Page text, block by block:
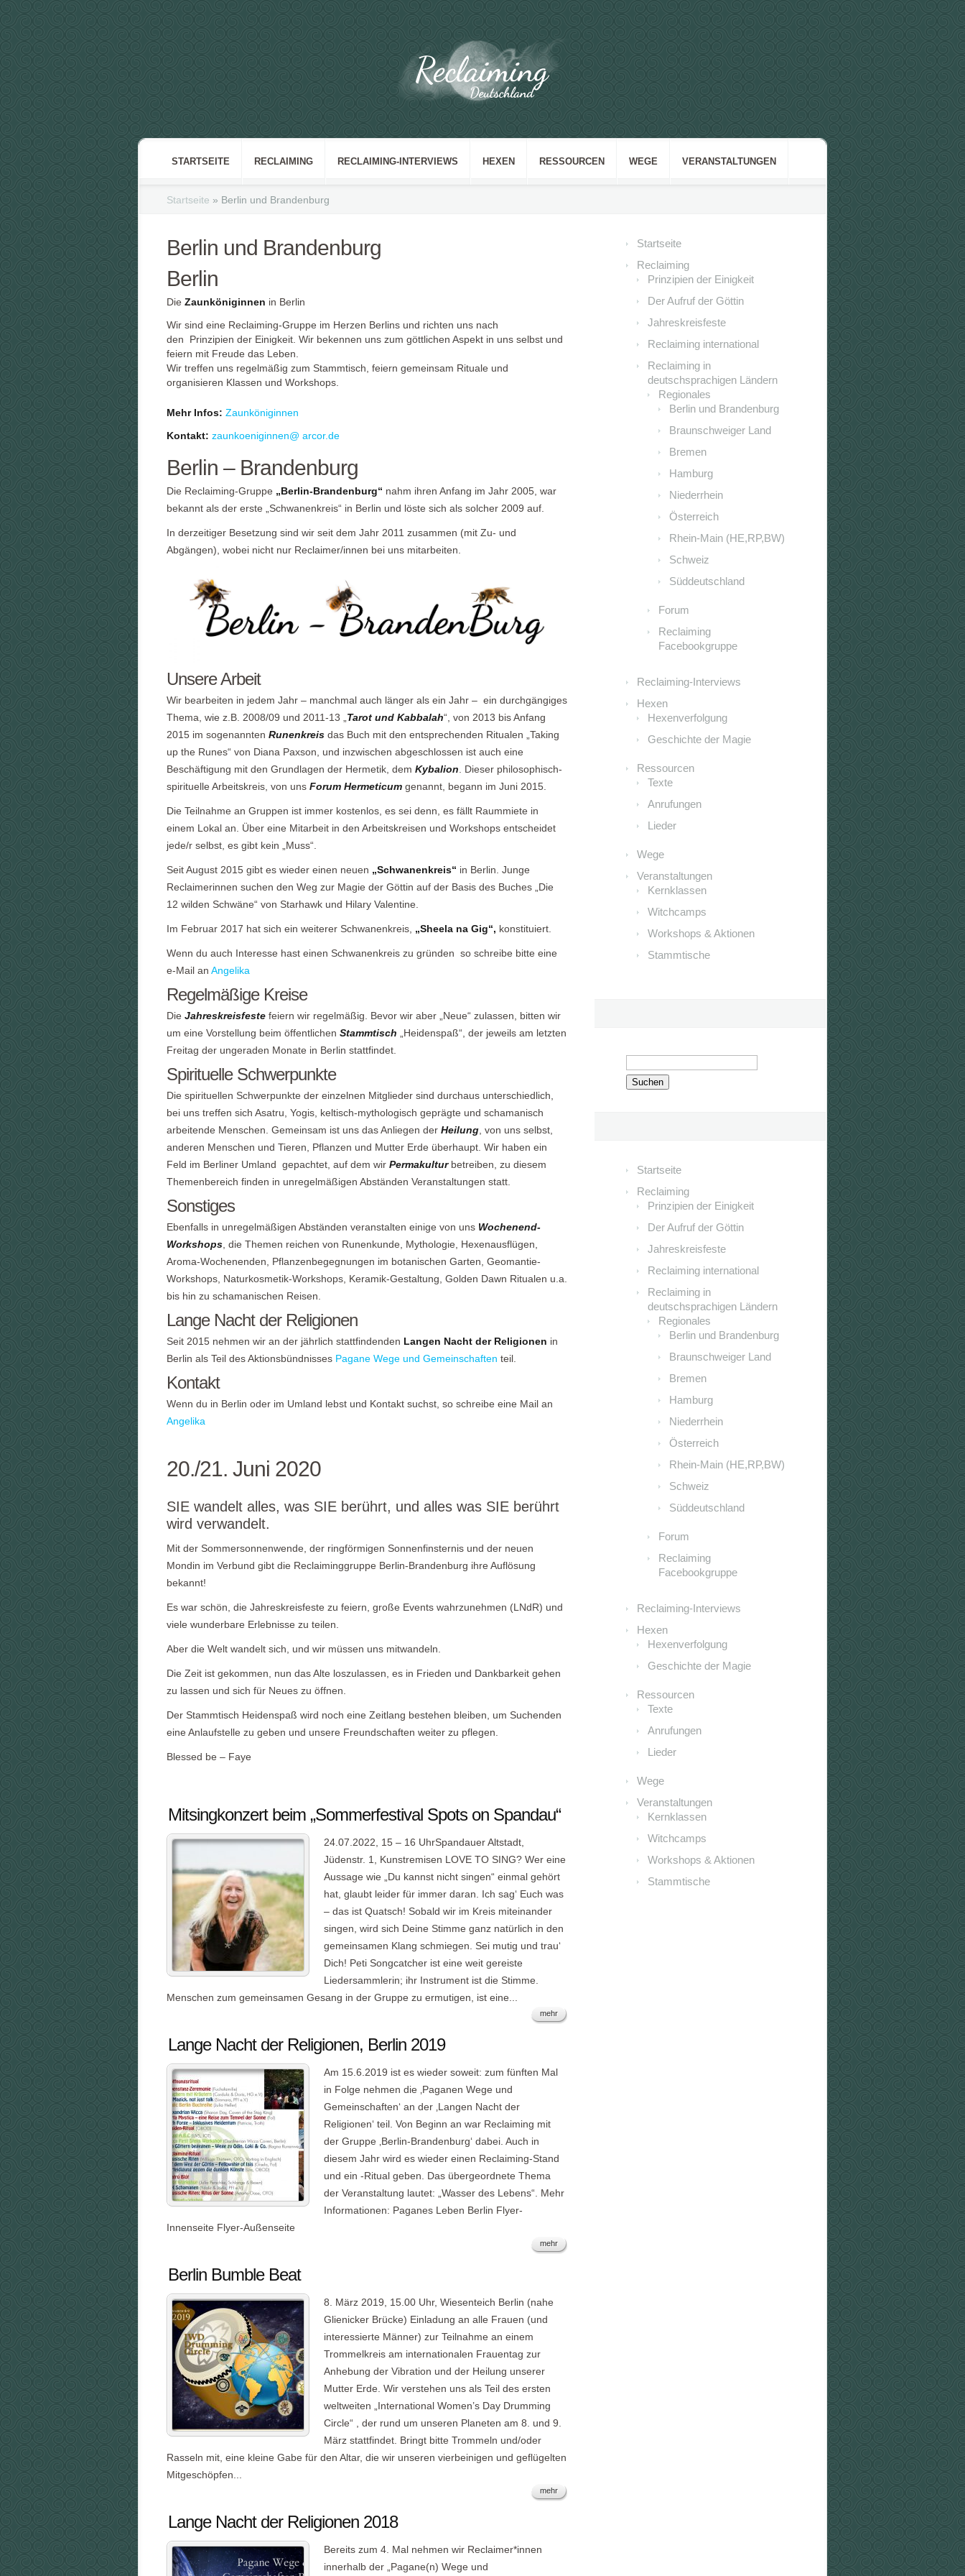
STARTSEITE RECLAIMING RECLAIMING-INTERVIEWS HEXEN RESSOURCEN WEGE VERANSTALTUNGEN
Startseite » Berlin und Brandenburg
Berlin und Brandenburg
Berlin
Die Zaunköniginnen in Berlin
Wir sind eine Reclaiming-Gruppe im Herzen Berlins und richten uns nach
den Prinzipien der Einigkeit. Wir bekennen uns zum göttlichen Aspekt in uns selbst und
feiern mit Freude das Leben.
Wir treffen uns regelmäßig zum Stammtisch, feiern gemeinsam Rituale und
organisieren Klassen und Workshops.
Mehr Infos: Zaunköniginnen
Kontakt: zaunkoeniginnen@ arcor.de
Berlin – Brandenburg
Die Reclaiming-Gruppe „Berlin-Brandenburg“ nahm ihren Anfang im Jahr 2005, war
bekannt als der erste „Schwanenkreis“ in Berlin und löste sich als solcher 2009 auf.
In derzeitiger Besetzung sind wir seit dem Jahr 2011 zusammen (mit Zu- und
Abgängen), wobei nicht nur Reclaimer/innen bei uns mitarbeiten.
Unsere Arbeit
Wir bearbeiten in jedem Jahr – manchmal auch länger als ein Jahr – ein durchgängiges
Thema, wie z.B. 2008/09 und 2011-13 „ Tarot und Kabbalah“, von 2013 bis Anfang
2015 im sogenannten Runenkreis das Buch mit den entsprechenden Ritualen „Taking
up the Runes“ von Diana Paxson, und inzwischen abgeschlossen ist auch eine
Beschäftigung mit den Grundlagen der Hermetik, dem Kybalion . Dieser philosophisch-
spirituelle Arbeitskreis, von uns Forum Hermeticum genannt, begann im Juni 2015.
Die Teilnahme an Gruppen ist immer kostenlos, es sei denn, es fällt Raummiete in
einem Lokal an. Über eine Mitarbeit in den Arbeitskreisen und Workshops entscheidet
jede/r selbst, es gibt kein „Muss“.
Seit August 2015 gibt es wieder einen neuen „Schwanenkreis“ in Berlin. Junge
Reclaimerinnen suchen den Weg zur Magie der Göttin auf der Basis des Buches „Die
12 wilden Schwäne“ von Starhawk und Hilary Valentine.
Im Februar 2017 hat sich ein weiterer Schwanenkreis, „Sheela na Gig“, konstituiert.
Wenn du auch Interesse hast einen Schwanenkreis zu gründen so schreibe bitte eine
e-Mail an Angelika
Regelmäßige Kreise
Die Jahreskreisfeste feiern wir regelmäßig. Bevor wir aber „Neue“ zulassen, bitten wir
um eine Vorstellung beim öffentlichen Stammtisch „Heidenspaß“, der jeweils am letzten
Freitag der ungeraden Monate in Berlin stattfindet.
Spirituelle Schwerpunkte
Die spirituellen Schwerpunkte der einzelnen Mitglieder sind durchaus unterschiedlich,
bei uns treffen sich Asatru, Yogis, keltisch-mythologisch geprägte und schamanisch
arbeitende Menschen. Gemeinsam ist uns das Anliegen der Heilung , von uns selbst,
anderen Menschen und Tieren, Pflanzen und Mutter Erde überhaupt. Wir haben ein
Feld im Berliner Umland gepachtet, auf dem wir Permakultur betreiben, zu diesem
Themenbereich finden in unregelmäßigen Abständen Veranstaltungen statt.
Sonstiges
Ebenfalls in unregelmäßigen Abständen veranstalten einige von uns Wochenend-
Workshops , die Themen reichen von Runenkunde, Mythologie, Hexenausflügen,
Aroma-Wochenenden, Pflanzenbegegnungen im botanischen Garten, Geomantie-
Workshops, Naturkosmetik-Workshops, Keramik-Gestaltung, Golden Dawn Ritualen u.a.
bis hin zu schamanischen Reisen.
Lange Nacht der Religionen
Seit 2015 nehmen wir an der jährlich stattfindenden Langen Nacht der Religionen in
Berlin als Teil des Aktionsbündnisses Pagane Wege und Gemeinschaften teil.
Kontakt
Wenn du in Berlin oder im Umland lebst und Kontakt suchst, so schreibe eine Mail an
Angelika
20./21. Juni 2020
SIE wandelt alles, was SIE berührt, und alles was SIE berührt
wird verwandelt.
Mit der Sommersonnenwende, der ringförmigen Sonnenfinsternis und der neuen
Mondin im Verbund gibt die Reclaiminggruppe Berlin-Brandenburg ihre Auflösung
bekannt!
Es war schön, die Jahreskreisfeste zu feiern, große Events wahrzunehmen (LNdR) und
viele wunderbare Erlebnisse zu teilen.
Aber die Welt wandelt sich, und wir müssen uns mitwandeln.
Die Zeit ist gekommen, nun das Alte loszulassen, es in Frieden und Dankbarkeit gehen
zu lassen und sich für Neues zu öffnen.
Der Stammtisch Heidenspaß wird noch eine Zeitlang bestehen bleiben, um Suchenden
eine Anlaufstelle zu geben und unsere Freundschaften weiter zu pflegen.
Blessed be – Faye
Mitsingkonzert beim „Sommerfestival Spots on Spandau“
24.07.2022, 15 – 16 UhrSpandauer Altstadt,
Jüdenstr. 1, Kunstremisen LOVE TO SING? Wer eine
Aussage wie „Du kannst nicht singen“ einmal gehört
hat, glaubt leider für immer daran. Ich sag‘ Euch was
– das ist Quatsch! Sobald wir im Kreis miteinander
singen, wird sich Deine Stimme ganz natürlich in den
gemeinsamen Klang schmiegen. Sei mutig und trau‘
Dich! Peti Songcatcher ist eine weit gereiste
Liedersammlerin; ihr Instrument ist die Stimme.
Menschen zum gemeinsamen Gesang in der Gruppe zu ermutigen, ist eine...
mehr
Lange Nacht der Religionen, Berlin 2019
Am 15.6.2019 ist es wieder soweit: zum fünften Mal
in Folge nehmen die ‚Paganen Wege und
Gemeinschaften‘ an der ‚Langen Nacht der
Religionen‘ teil. Von Beginn an war Reclaiming mit
der Gruppe ‚Berlin-Brandenburg‘ dabei. Auch in
diesem Jahr wird es wieder einen Reclaiming-Stand
und ein -Ritual geben. Das übergeordnete Thema
der Veranstaltung lautet: „Wasser des Lebens“. Mehr
Informationen: Paganes Leben Berlin Flyer-
Innenseite Flyer-Außenseite
mehr
Berlin Bumble Beat
8. März 2019, 15.00 Uhr, Wiesenteich Berlin (nahe
Glienicker Brücke) Einladung an alle Frauen (und
interessierte Männer) zur Teilnahme an einem
Trommelkreis am internationalen Frauentag zur
Anhebung der Vibration und der Heilung unserer
Mutter Erde. Wir verstehen uns als Teil des ersten
weltweiten „International Women’s Day Drumming
Circle“ , der rund um unseren Planeten am 8. und 9.
März stattfindet. Bringt bitte Trommeln und/oder
Rasseln mit, eine kleine Gabe für den Altar, die wir unseren vierbeinigen und geflügelten
Mitgeschöpfen...
mehr
Lange Nacht der Religionen 2018
Bereits zum 4. Mal nehmen wir Reclaimer*innen
innerhalb der „Pagane(n) Wege und
Startseite
Reclaiming
Prinzipien der Einigkeit
Der Aufruf der Göttin
Jahreskreisfeste
Reclaiming international
Reclaiming in
deutschsprachigen Ländern
Regionales
Berlin und Brandenburg
Braunschweiger Land
Bremen
Hamburg
Niederrhein
Österreich
Rhein-Main (HE,RP,BW)
Schweiz
Süddeutschland
Forum
Reclaiming
Facebookgruppe
Reclaiming-Interviews
Hexen
Hexenverfolgung
Geschichte der Magie
Ressourcen
Texte
Anrufungen
Lieder
Wege
Veranstaltungen
Kernklassen
Witchcamps
Workshops & Aktionen
Stammtische
Startseite
Reclaiming
Prinzipien der Einigkeit
Der Aufruf der Göttin
Jahreskreisfeste
Reclaiming international
Reclaiming in
deutschsprachigen Ländern
Regionales
Berlin und Brandenburg
Braunschweiger Land
Bremen
Hamburg
Niederrhein
Österreich
Rhein-Main (HE,RP,BW)
Schweiz
Süddeutschland
Forum
Reclaiming
Facebookgruppe
Reclaiming-Interviews
Hexen
Hexenverfolgung
Geschichte der Magie
Ressourcen
Texte
Anrufungen
Lieder
Wege
Veranstaltungen
Kernklassen
Witchcamps
Workshops & Aktionen
Stammtische